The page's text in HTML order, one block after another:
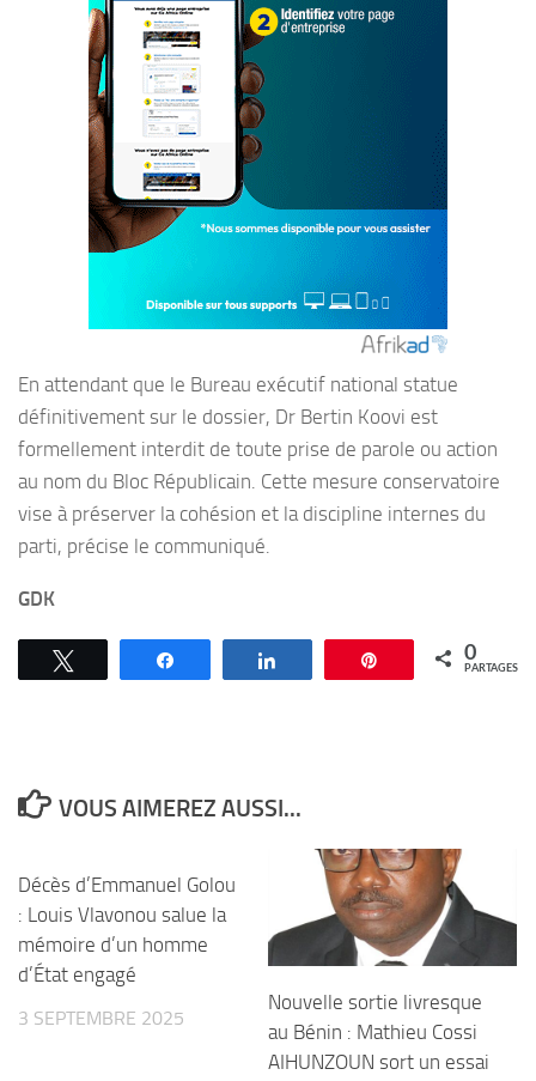
En attendant que le Bureau exécutif national statue
définitivement sur le dossier, Dr Bertin Koovi est
formellement interdit de toute prise de parole ou action
au nom du Bloc Républicain. Cette mesure conservatoire
vise à préserver la cohésion et la discipline internes du
parti, précise le communiqué.
GDK
Épingle 0
PARTAGES
VOUS AIMEREZ AUSSI...
Décès d’Emmanuel Golou
: Louis Vlavonou salue la
mémoire d’un homme
d’État engagé
3 SEPTEMBRE 2025
Nouvelle sortie livresque
au Bénin : Mathieu Cossi
AIHUNZOUN sort un essai